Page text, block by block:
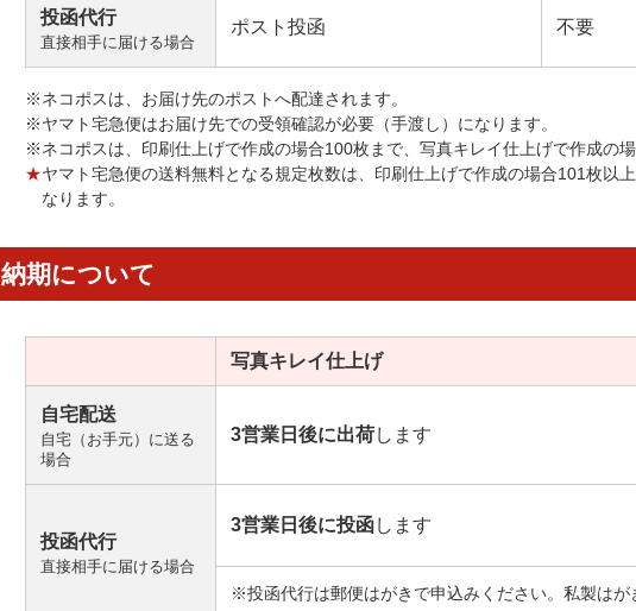
投函代行
直接相手に届ける場合
ポスト投函 不要
※ネコポスは、お届け先のポストへ配達されます。
※ヤマト宅急便はお届け先での受領確認が必要（手渡し）になります。
※ネコポスは、印刷仕上げで作成の場合100枚まで、写真キレイ仕上げで作成の
★ヤマト宅急便の送料無料となる規定枚数は、印刷仕上げで作成の場合101枚以
なります。
納期について
写真キレイ仕上げ
自宅配送
自宅（お手元）に送る
場合
3営業日後に出荷します
投函代行
直接相手に届ける場合
3営業日後に投函します
※投函代行は郵便はがきで申込みください。私製は